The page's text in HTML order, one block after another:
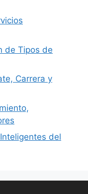
de Tipos de
Carrera y
del